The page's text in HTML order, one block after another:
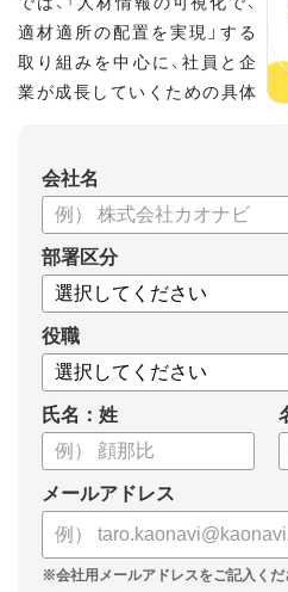
適材適所の配置を実現」する
取り組みを中心に、社員と企
業が成長していくための具体
【資料の内容】
・不適切な人員配置の要因と悪影
・データドリブンな人材配置のメ
・導入イメージとリーダー育成へ
会社名
部署区分
役職
氏名：姓
メールアドレス